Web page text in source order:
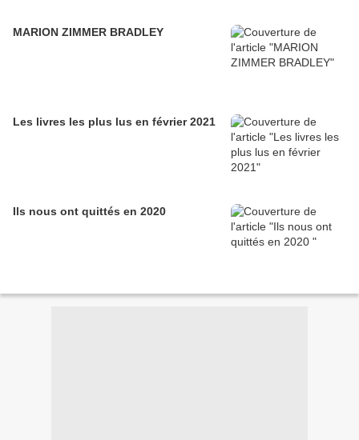
MARION ZIMMER BRADLEY
Les livres les plus lus en février 2021
Ils nous ont quittés en 2020